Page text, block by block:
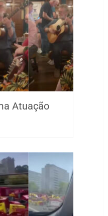
Atuação